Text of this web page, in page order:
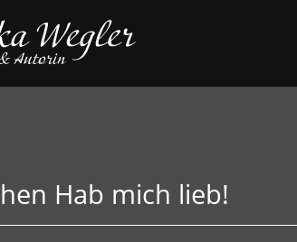
Hab mich lieb!